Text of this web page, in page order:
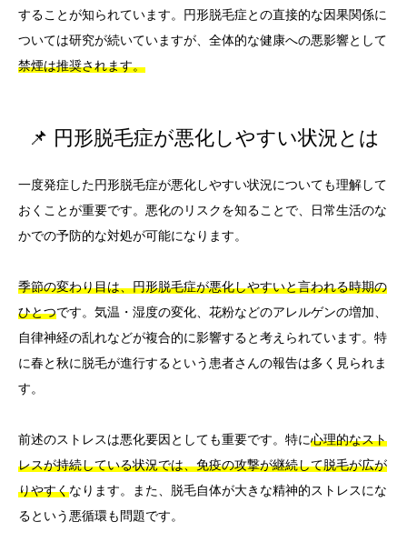
することが知られています。円形脱毛症との直接的な因果関係に
ついては研究が続いていますが、全体的な健康への悪影響として
禁煙は推奨されます。
📌 円形脱毛症が悪化しやすい状況とは
一度発症した円形脱毛症が悪化しやすい状況についても理解して
おくことが重要です。悪化のリスクを知ることで、日常生活のな
かでの予防的な対処が可能になります。
季節の変わり目は、円形脱毛症が悪化しやすいと言われる時期の
ひとつです。気温・湿度の変化、花粉などのアレルゲンの増加、
自律神経の乱れなどが複合的に影響すると考えられています。特
に春と秋に脱毛が進行するという患者さんの報告は多く見られま
す。
前述のストレスは悪化要因としても重要です。特に心理的なスト
レスが持続している状況では、免疫の攻撃が継続して脱毛が広が
りやすくなります。また、脱毛自体が大きな精神的ストレスにな
るという悪循環も問題です。